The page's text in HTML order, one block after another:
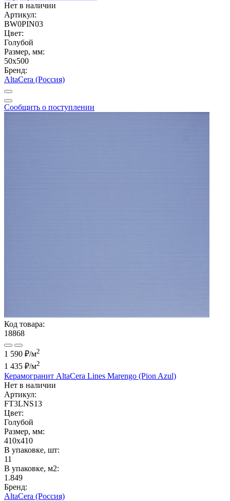
Нет в наличии
Артикул:
BW0PIN03
Цвет:
Голубой
Размер, мм:
50x500
Бренд:
AltaCera (Россия)
Сообщить о поступлении
Код товара:
18868
1 590 ₽/м2
1 435 ₽/м2
Керамогранит AltaCera Lines Marengo (Pion Azul)
Нет в наличии
Артикул:
FT3LNS13
Цвет:
Голубой
Размер, мм:
410x410
В упаковке, шт:
11
В упаковке, м2:
1.849
Бренд:
AltaCera (Россия)